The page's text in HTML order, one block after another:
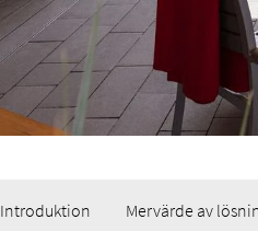
Introduktion Mervärde av